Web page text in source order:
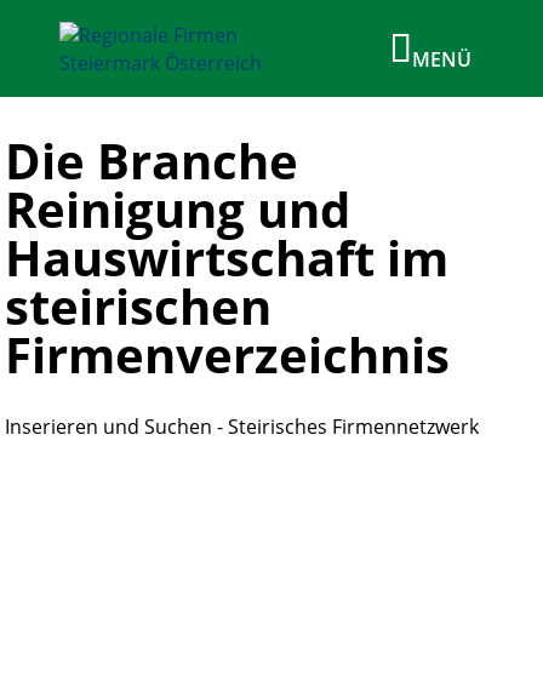
Die Branche
Reinigung und
Hauswirtschaft im
steirischen
Firmenverzeichnis
Inserieren und Suchen - Steirisches Firmennetzwerk